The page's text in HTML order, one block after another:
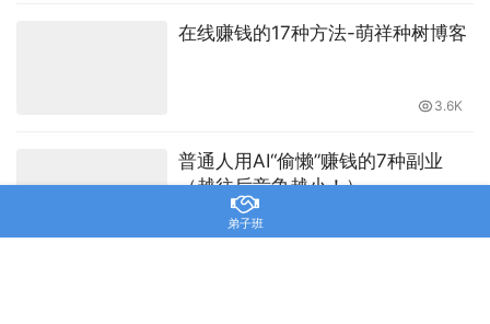
在线赚钱的17种方法-萌祥种树博客
3.6K
普通人用AI“偷懒”赚钱的7种副业
（越往后竞争越小！）
75
弟子班